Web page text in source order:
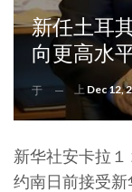
新任土耳
向更高水
于 上 Dec 12,
新华社安卡拉
约南日前接受